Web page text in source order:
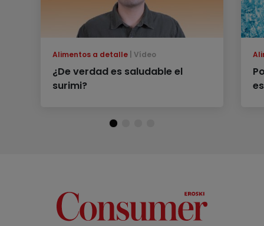
Alimentos a detalle Vídeo
¿De verdad es saludable el
surimi?